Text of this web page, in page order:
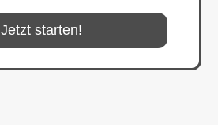
Jetzt starten!